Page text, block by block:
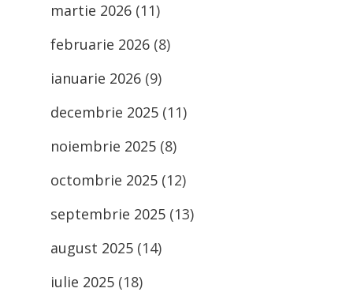
martie 2026 (11)
februarie 2026 (8)
ianuarie 2026 (9)
decembrie 2025 (11)
noiembrie 2025 (8)
octombrie 2025 (12)
septembrie 2025 (13)
august 2025 (14)
iulie 2025 (18)